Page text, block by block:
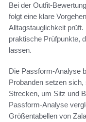
Bei der Outfit-
folgt eine klare
Alltagstauglichkeit
praktische Prüfpunkte,
lassen.
Die Passform-Analyse
Probanden setzen
Strecken, um Sitz und
Passform-Analyse
Größentabellen von